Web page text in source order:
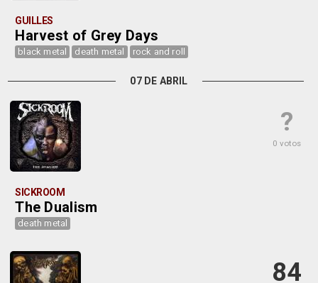
GUILLES
Harvest of Grey Days
black metal death metal rock and roll
07 DE ABRIL
?
0 votos
SICKROOM
The Dualism
death metal
84